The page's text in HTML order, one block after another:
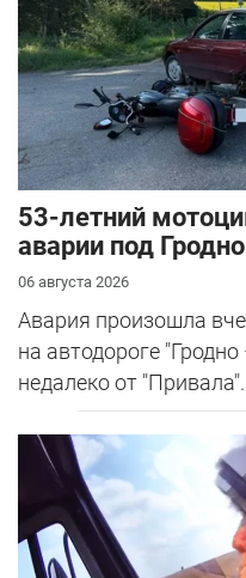
53-летний
аварии под Гродно
06 августа 2026
Авария произошла
на автодороге
недалеко от "Привала".